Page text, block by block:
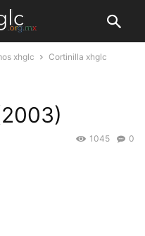
xhglc
Cortinilla xhglc
0
1045